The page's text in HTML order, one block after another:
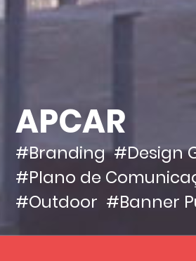
APCAR
#Branding#Design
#Plano de
#Outdoor #Banner